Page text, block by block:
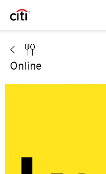
Online